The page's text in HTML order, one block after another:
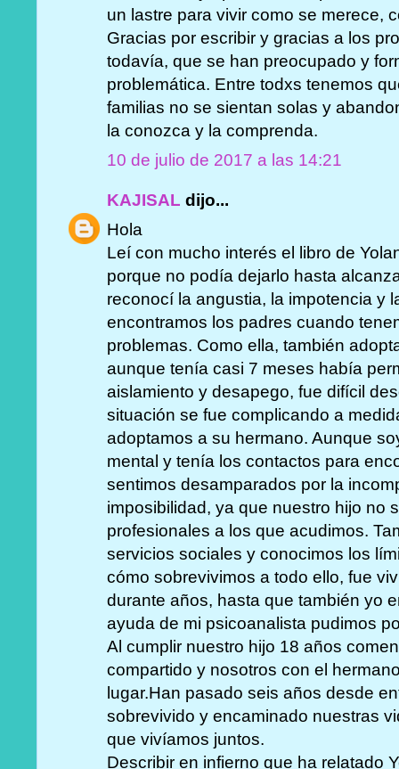
un lastre para vivir como se merece,
Gracias por escribir y gracias a los
todavía, que se han preocupado y
problemática. Entre todxs tenemos
familias no se sientan solas y
la conozca y la comprenda.
10 de julio de 2017 a las 14:21
KAJISAL dijo...
Hola
Leí con mucho interés el libro de
porque no podía dejarlo hasta
reconocí la angustia, la impotencia y
encontramos los padres cuando
problemas. Como ella, también
aunque tenía casi 7 meses había
aislamiento y desapego, fue difícil
situación se fue complicando a
adoptamos a su hermano. Aunque
mental y tenía los contactos para
sentimos desamparados por la
imposibilidad, ya que nuestro hijo no
profesionales a los que acudimos.
servicios sociales y conocimos los
cómo sobrevivimos a todo ello, fue
durante años, hasta que también yo
ayuda de mi psicoanalista pudimos
Al cumplir nuestro hijo 18 años
compartido y nosotros con el
lugar.Han pasado seis años desde
sobrevivido y encaminado nuestras
que vivíamos juntos.
Describir en infierno que ha relatado